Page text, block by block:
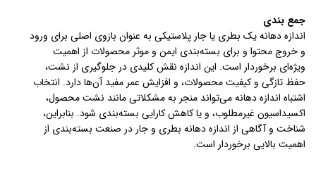
جمع بندی
اندازه دهانه یک بطری یا جار پلاستیکی به عنوان بازوی اصلی برای ورود
و خروج محتوا و برای بسته‌بندی ایمن و موثر محصولات از اهمیت
ویژه‌ای برخوردار است. این اندازه نقش کلیدی در جلوگیری از نشت،
حفظ تازگی و کیفیت محصولات، و افزایش عمر مفید آن‌ها دارد. انتخاب
اشتباه اندازه دهانه می‌تواند منجر به مشکلاتی مانند نشت محصول،
اکسیداسیون غیرمطلوب، و یا کاهش کارایی بسته‌بندی شود. بنابراین،
شناخت و آگاهی از اندازه دهانه بطری و جار در صنعت بسته‌بندی از
اهمیت بالایی برخوردار است.